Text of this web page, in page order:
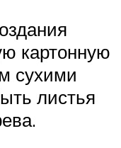
картонную
сухими
листья